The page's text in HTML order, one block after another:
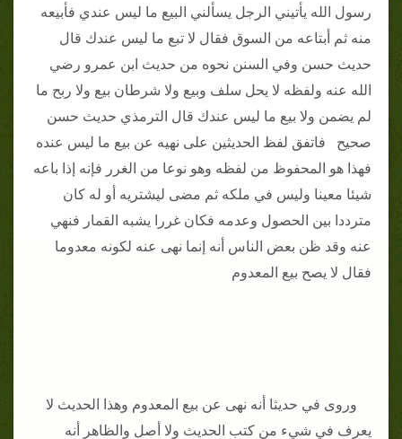
رسول الله يأتيني الرجل يسألني البيع ما ليس عندي فأبيعه
منه ثم أبتاعه من السوق فقال لا تبع ما ليس عندك قال
حديث حسن وفي السنن نحوه من حديث ابن عمرو رضي
الله عنه ولفظه لا يحل سلف وبيع ولا شرطان بيع ولا ربح ما
لم يضمن ولا بيع ما ليس عندك قال الترمذي حديث حسن
صحيح فاتفق لفظ الحديثين على نهيه عن بيع ما ليس عنده
فهذا هو المحفوظ من لفظه وهو نوعا من الغرر فإنه إذا باعه
شيئا معينا وليس في ملكه ثم مضى ليشتريه أو له كان
مترددا بين الحصول وعدمه فكان غررا يشبه القمار فنهي
عنه وقد ظن بعض الناس أنه إنما نهى عنه لكونه معدوما
فقال لا يصح بيع المعدوم
وروى في حديثا أنه نهى عن بيع المعدوم وهذا الحديث لا
يعرف في شيء من كتب الحديث ولا أصل والظاهر أنه